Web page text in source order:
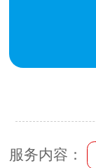
服务内容：